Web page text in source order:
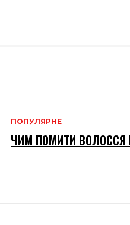
ПОПУЛЯРНЕ
ЧИМ ПОМИТИ ВОЛОССЯ